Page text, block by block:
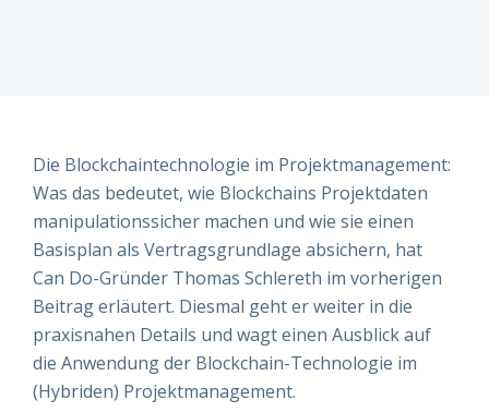
Die Blockchaintechnologie im Projektmanagement:
Was das bedeutet, wie Blockchains Projektdaten
manipulationssicher machen und wie sie einen
Basisplan als Vertragsgrundlage absichern, hat
Can Do-Gründer Thomas Schlereth im vorherigen
Beitrag erläutert. Diesmal geht er weiter in die
praxisnahen Details und wagt einen Ausblick auf
die Anwendung der Blockchain-Technologie im
(Hybriden) Projektmanagement.